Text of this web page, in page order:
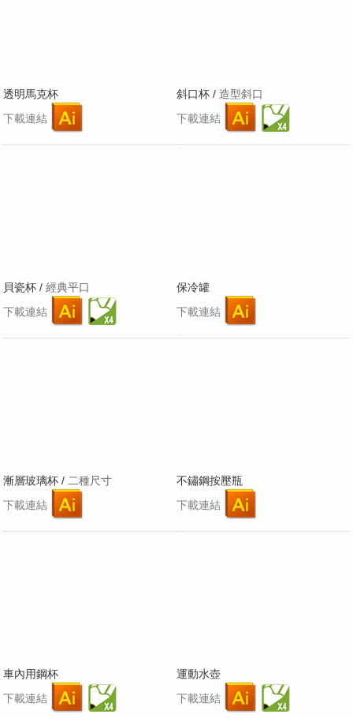
透明馬克杯
下載連結
斜口杯 / 造型斜口
下載連結
貝瓷杯 /經典平口
下載連結
保冷罐
下載連結
漸層玻璃杯 / 二種尺寸
下載連結
不鏽鋼按壓瓶
下載連結
車內用鋼杯
下載連結
運動水壺
下載連結